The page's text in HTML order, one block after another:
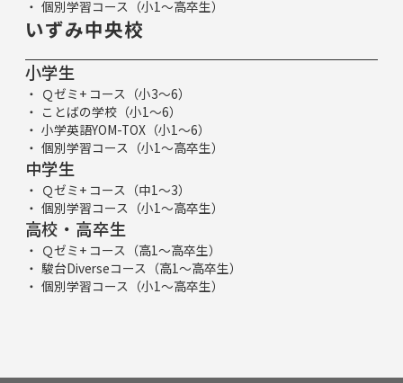
個別学習コース（小1～高卒生）
いずみ中央校
小学生
Ｑゼミ+ コース（小3～6）
ことばの学校（小1～6）
小学英語YOM-TOX（小1～6）
個別学習コース（小1～高卒生）
中学生
Ｑゼミ+ コース（中1～3）
個別学習コース（小1～高卒生）
高校・高卒生
Ｑゼミ+ コース（高1～高卒生）
駿台Diverseコース（高1～高卒生）
個別学習コース（小1～高卒生）